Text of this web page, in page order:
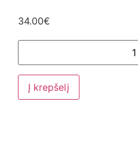
34.00€
Į krepšelį